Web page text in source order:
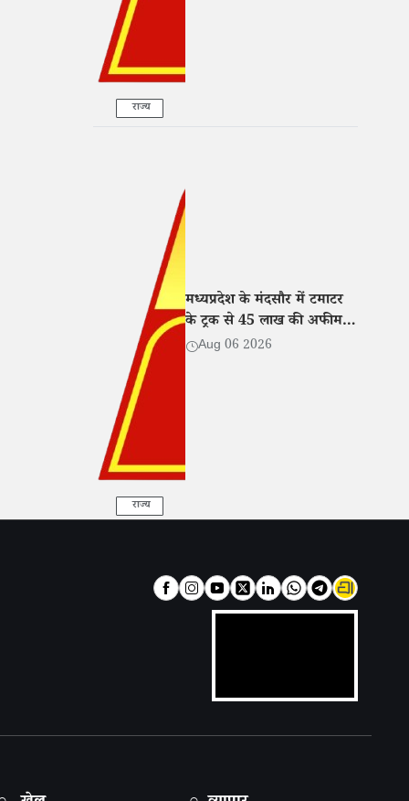
राज्य
राज्य
मध्यप्रदेश के मंदसौर में टमाटर
के ट्रक से 45 लाख की अफीम
बरामद, तीन तस्कर गिरफ्तार
Aug 06 2026